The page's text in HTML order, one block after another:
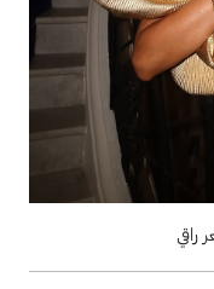
راقي